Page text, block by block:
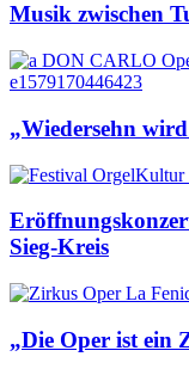
Musik zwischen
„Wiedersehn
Sieg-Kreis
„Die Oper ist ein